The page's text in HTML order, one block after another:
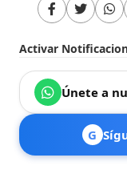
Activar
Únete a
G